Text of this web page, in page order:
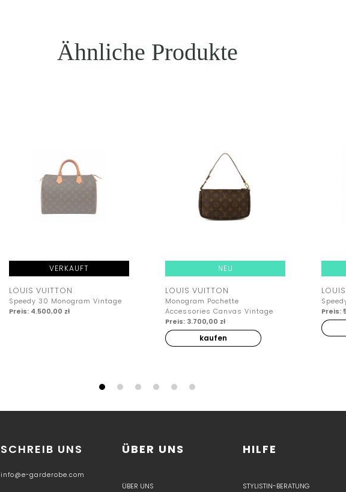
Ähnliche Produkte
VERKAUFT
LOUIS VUITTON
Speedy 30 Monogram Vintage
Preis: 4.500,00 zł
NEU
LOUIS VUITTON
Monogram Pochette
Accessories Canvas Vintage
Preis: 3.700,00 zł
kaufen
Preis:
SCHREIB UNS
info@e-garderobe.com
ÜBER UNS
ÜBER UNS
HILFE
STYLISTIN-BERATUNG